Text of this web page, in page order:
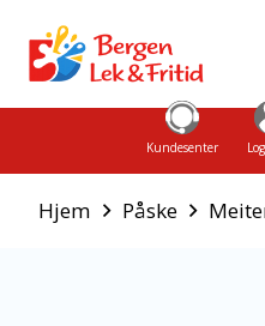
Kundesenter
Hjem Påske